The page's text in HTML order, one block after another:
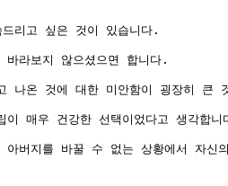
리고 싶은 것이 있습니다.
바라보지 않으셨으면 합니다.
나온 것에 대한 미안함이 굉장히 큰
이 매우 건강한 선택이었다고 생각합니
아버지를 바꿀 수 없는 상황에서 자신